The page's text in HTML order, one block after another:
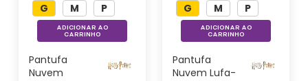
Pantufa
Nuvem
G M P
ADICIONAR AO
CARRINHO
Pantufa
Nuvem Lufa-
G M P
ADICIONAR AO
CARRINHO